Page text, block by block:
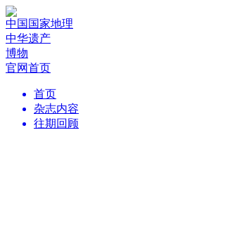
中国国家地理
中华遗产
博物
官网首页
首页
杂志内容
往期回顾